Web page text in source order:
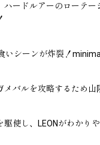
ードルアーのローテー
いシーンが炸裂！
バルを攻略するため山
使し、LEONがわかり